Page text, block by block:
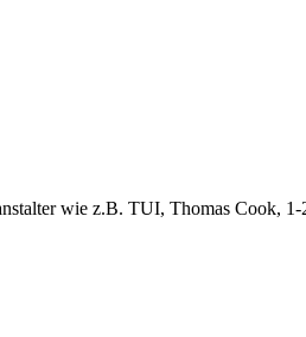
wie z.B. TUI, Thomas Cook,